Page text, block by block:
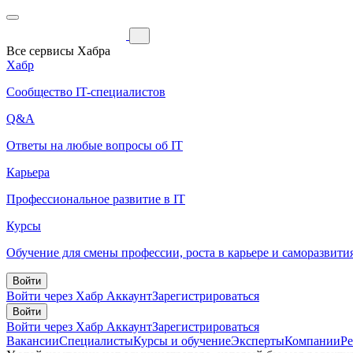
Все сервисы Хабра
Хабр
Сообщество IT-специалистов
Q&A
Ответы на любые вопросы об IT
Карьера
Профессиональное развитие в IT
Курсы
Обучение для смены профессии, роста в карьере и
Войти
Войти через Хабр АккаунтЗарегистрироваться
Войти
Войти через Хабр АккаунтЗарегистрироваться
ВакансииСпециалистыКурсы и обучениеЭкспертыКомпании